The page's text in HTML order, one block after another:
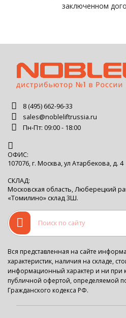
заключенном
8 (495) 662-96-33
sales@nobleliftrussia.ru
Пн-Пт: 09:00 - 18:00
ОФИС:
107076, г. Москва, ул Атарбекова, д. 4
СКЛАД:
Московская область, Люберецкий
«Томилино» склад 3Ш.
Вся представленная на сайте
характеристик, наличия на складе,
информационный характер и ни при
публичной офертой, определяемой
Гражданского кодекса РФ.